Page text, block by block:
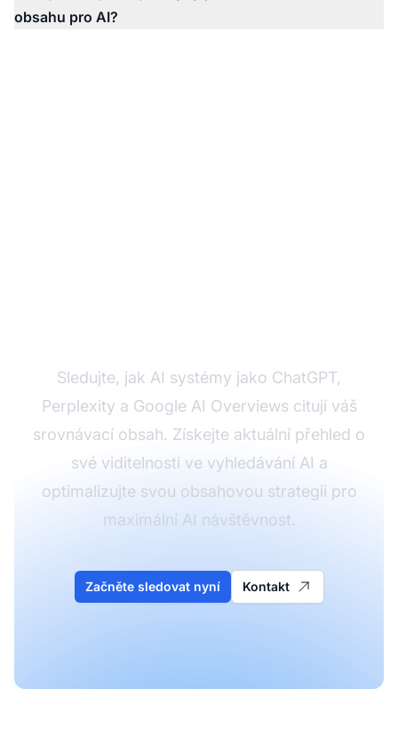
obsahu pro AI?
Sledujte, jak AI systémy jako ChatGPT,
Perplexity a Google AI Overviews citují váš
srovnávací obsah. Získejte aktuální přehled o
své viditelnosti ve vyhledávání AI a
optimalizujte svou obsahovou strategii pro
maximální AI návštěvnost.
Začněte sledovat nyní Kontakt